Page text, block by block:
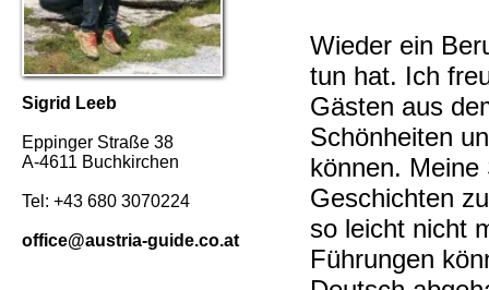
Sigrid Leeb
Eppinger Straße 38
A-4611 Buchkirchen
Tel: +43 680 3070224
office@austria-guide.co.at
Wieder ein
tun hat. Ich
Gästen aus
Schönheiten
können.
Geschichten
so leicht nicht
Führungen